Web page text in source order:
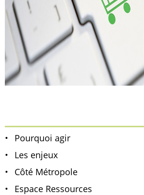
Pourquoi agir
Les enjeux
Côté Métropole
Espace Ressources